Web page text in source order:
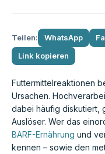
Teilen: WhatsApp
Link kopieren
Futtermittelreaktionen
Ursachen.
dabei häufig diskutiert,
Auslöser. Wer das
BARF-Ernährung und
kennen – sowie den